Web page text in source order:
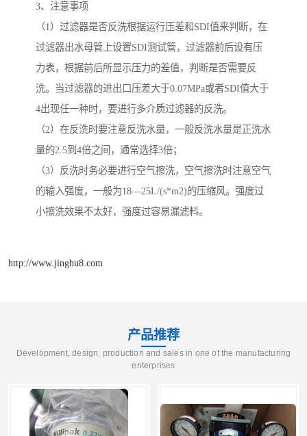
3、注意事项
（1）过滤器是否反洗根据运行压差和SDI值来判断，在
过滤器出水母管上设置SDI测试管，过滤器前后设有压
力表，根据前后所显示压力的差值，判断是否需要反
洗。当过滤器的进出口压差大于0.07MPa或者SDI值大于
4出现任一种时，要进行多介质过滤器的反洗。
（2）在反洗时要注意反洗水量，一般反洗水量是正洗水
量的2.5到4倍之间，通常选择3倍；
（3）反洗时务必要进行空气擦洗，空气擦洗时注意空气
的输入强度，一般为18—25L/(s*m2)的压缩风。强度过
小擦洗效果不太好，强度过容易漏滤料。
http://www.jinghu8.com
产品推荐
Development, design, production and sales in one of the manufacturing
enterprises